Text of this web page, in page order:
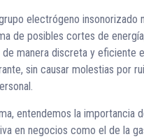
electrógeno insonorizado
de posibles cortes de
manera discreta y eficiente
sin causar molestias por
entendemos la importancia
en negocios como el de la